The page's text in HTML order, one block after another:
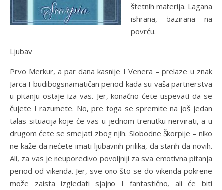
štetnih materija. Lagana
ishrana, bazirana na
povrću.
Ljubav
Prvo Merkur, a par dana kasnije I Venera – prelaze u znak
Jarca I budibogsnamatičan period kada su vaša partnerstva
u pitanju ostaje iza vas. Jer, konačno ćete uspevati da se
čujete I razumete. No, pre toga se spremite na još jedan
talas situacija koje će vas u jednom trenutku nervirati, a u
drugom ćete se smejati zbog njih. Slobodne Škorpije – niko
ne kaže da nećete imati ljubavnih prilika, đa starih đa novih.
Ali, za vas je neuporedivo povoljniji za sva emotivna pitanja
period od vikenda. Jer, sve ono što se do vikenda pokrene
može zaista izgledati sjajno I fantastično, ali će biti